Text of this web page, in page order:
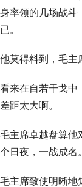
身率领的几场战斗
已。
他莫得料到，毛主
看来在自若干戈中
差距太大啊。
毛主席卓越盘算他
个日夜，一战成名。
毛主席致使明晰地